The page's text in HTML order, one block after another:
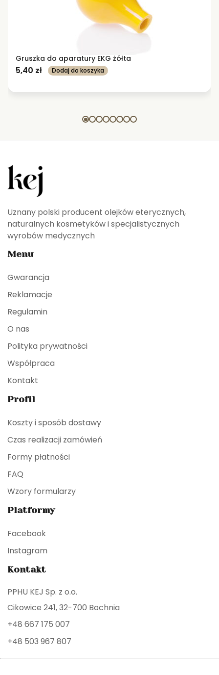
Gruszka do aparatury EKG żółta
5,40 zł Dodaj do koszyka
Uznany polski producent olejków eterycznych,
naturalnych kosmetyków i specjalistycznych
wyrobów medycznych
Menu
Gwarancja
Reklamacje
Regulamin
O nas
Polityka prywatności
Współpraca
Kontakt
Profil
Koszty i sposób dostawy
Czas realizacji zamówień
Formy płatności
FAQ
Wzory formularzy
Platformy
Facebook
Instagram
Kontakt
PPHU KEJ Sp. z o.o.
Cikowice 241, 32-700 Bochnia
+48 667 175 007
+48 503 967 807